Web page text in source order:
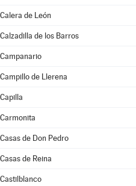
Calera de León
Calzadilla de los Barros
Campanario
Campillo de Llerena
Capilla
Carmonita
Casas de Don Pedro
Casas de Reina
Castilblanco